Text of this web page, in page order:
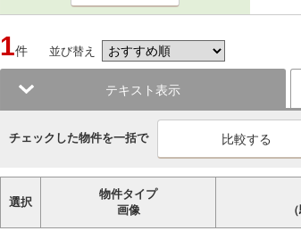
1件 並び替え
テキスト表示
チェックした物件を一括で
選択
物件タイプ
画像